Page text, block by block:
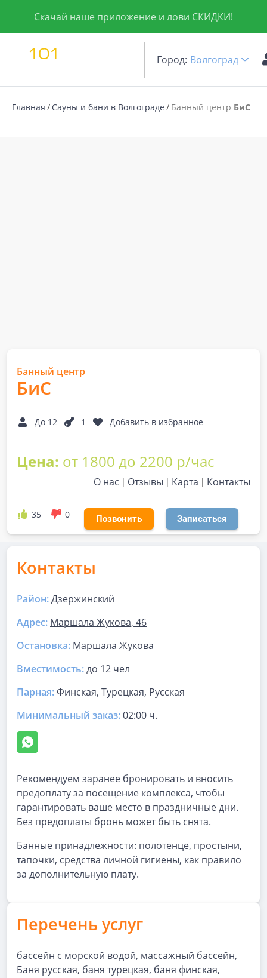
Скачай наше приложение и лови СКИДКИ!
Город: Волгоград
Главная Сауны и бани в Волгограде Банный центр БиС
Банный центр
БиС
До 12 1 Добавить в избранное
Цена: от 1800 до 2200 р/час
О нас Отзывы Карта Контакты
35 0 Позвонить Записаться
Контакты
Район:Дзержинский
Адрес: Маршала Жукова, 46
Остановка: Маршала Жукова
Вместимость:до 12 чел
Парная:Финская, Турецкая, Русская
Минимальный заказ:02:00 ч.
Рекомендуем заранее бронировать и вносить
предоплату за посещение комплекса, чтобы
гарантировать ваше место в праздничные дни.
Без предоплаты бронь может быть снята.
Банные принадлежности: полотенце, простыни,
тапочки, средства личной гигиены, как правило
за дополнительную плату.
Перечень услуг
бассейн с морской водой, массажный бассейн,
Баня русская, баня турецкая, баня финская,